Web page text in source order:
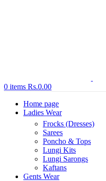
0 items Rs.0.00
Home page
Ladies Wear
Frocks (Dresses)
Sarees
Poncho & Tops
Lungi Kits
Lungi Sarongs
Kaftans
Gents Wear